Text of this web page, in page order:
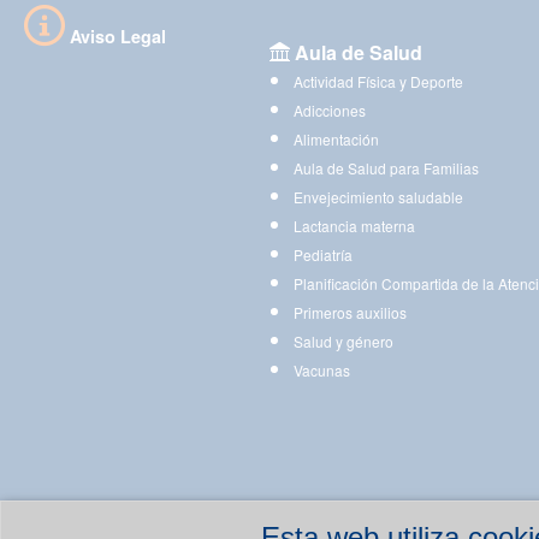
Aviso Legal
Aula de Salud
Actividad Física y Deporte
Adicciones
Alimentación
Aula de Salud para Familias
Envejecimiento saludable
Lactancia materna
Pediatría
Planificación Compartida de la
Primeros auxilios
Salud y género
Vacunas